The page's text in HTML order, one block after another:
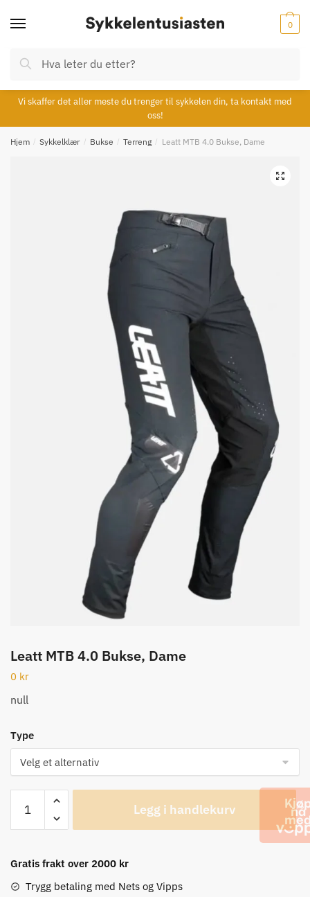
Søk
etter:
Søk
0
Vi skaffer det aller meste du trenger til sykkelen din, ta kontakt med
oss!
Hjem / Sykkelklær / Bukse / Terreng / Leatt MTB 4.0 Bukse, Dame
🔍
Leatt MTB 4.0 Bukse, Dame
0 kr
null
Type
MTB
4.0
Dame
antall
Legg i handlekurv
Gratis frakt over 2000 kr
Trygg betaling med Nets og Vipps